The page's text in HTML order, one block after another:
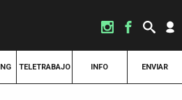
TELETRABAJO INFO ENVIAR